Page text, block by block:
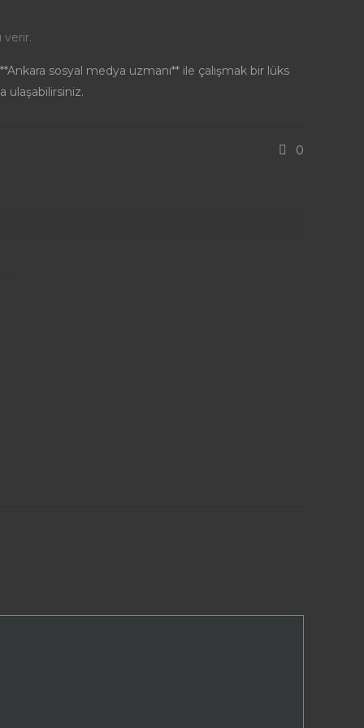
verir.
sosyal medya uzmanı** ile çalışmak bir lüks
ulaşabilirsiniz.
0